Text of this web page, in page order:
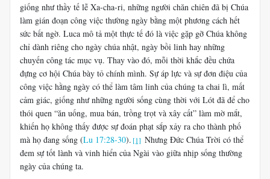
giống như thầy tế lễ Xa-cha-ri, những người chăn chiên đã bị Chúa
làm gián đoạn công việc thường ngày bằng một phương cách hết
sức bất ngờ. Luca mô tả một thực tế đó là việc gặp gỡ Chúa không
chỉ dành riêng cho ngày chúa nhật, ngày bồi linh hay những
chuyến công tác mục vụ. Thay vào đó, mỗi thời khắc đều chứa
đựng cơ hội Chúa bày tỏ chính mình. Sự áp lực và sự đơn điệu của
công việc hằng ngày có thể làm tâm linh của chúng ta chai lì, mất
cảm giác, giống như những người sống cùng thời với Lót đã để cho
thói quen “ăn uống, mua bán, trồng trọt và xây cất” làm mờ mắt,
khiến họ không thấy được sự đoán phạt sắp xảy ra cho thành phố
mà họ đang sống (Lu 17:28-30). [1] Nhưng Đức Chúa Trời có thể
đem sự tốt lành và vinh hiển của Ngài vào giữa nhịp sống thường
ngày của chúng ta.